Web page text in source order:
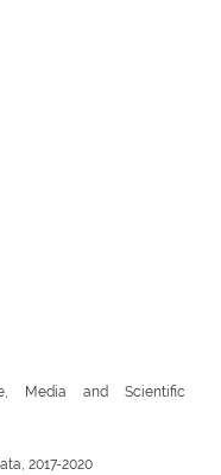
Media and Scientific
2017-2020